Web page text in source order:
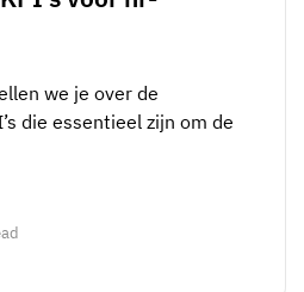
we je over de
die essentieel zijn om de